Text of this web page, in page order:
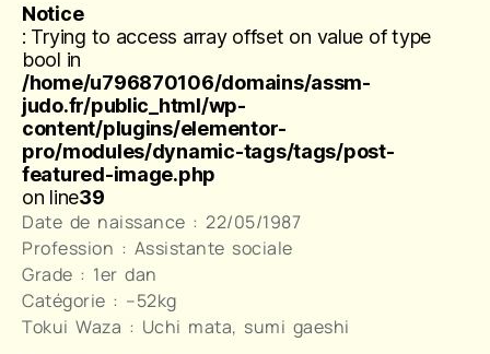
Notice
: Trying to access array offset on value of type
bool in
/home/u796870106/domains/assm-
judo.fr/public_html/wp-
content/plugins/elementor-
pro/modules/dynamic-tags/tags/post-
featured-image.php
on line39
Date de naissance : 22/05/1987
Profession : Assistante sociale
Grade : 1er dan
Catégorie : –52kg
Tokui Waza : Uchi mata, sumi gaeshi